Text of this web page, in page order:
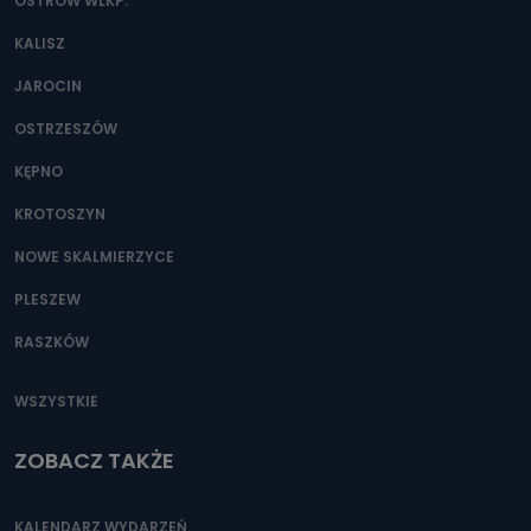
Można to zrobić pod numerem telefonu 62 735-51-05 lub
e-mailowo pod adresem: poczta@tvproart.pl
KALISZ
JAROCIN
OSTRZESZÓW
KĘPNO
KROTOSZYN
NOWE SKALMIERZYCE
PLESZEW
RASZKÓW
WSZYSTKIE
ZOBACZ TAKŻE
KALENDARZ WYDARZEŃ